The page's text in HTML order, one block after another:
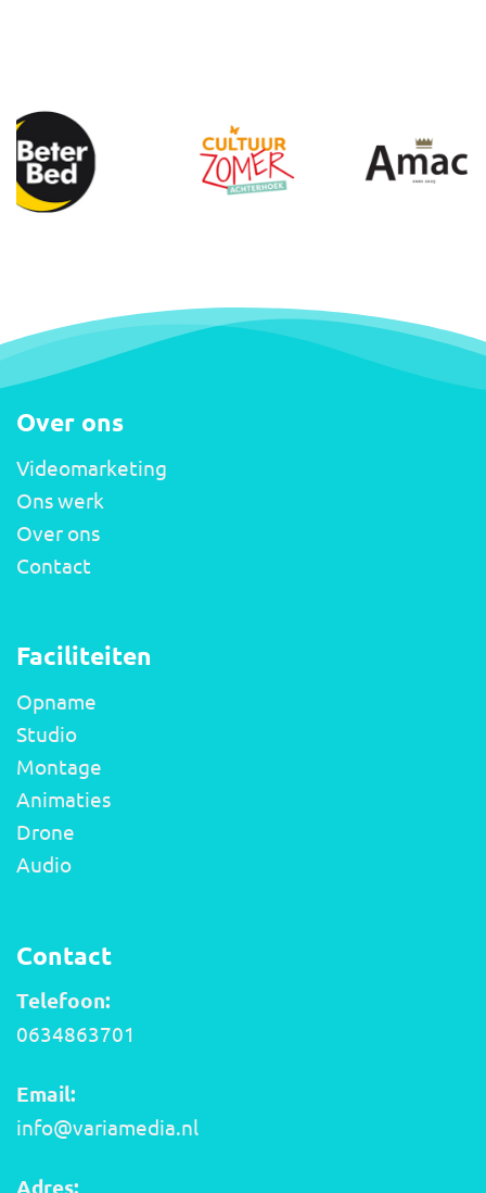
Over ons
Videomarketing
Ons werk
Over ons
Contact
Faciliteiten
Opname
Studio
Montage
Animaties
Drone
Audio
Contact
Telefoon:
0634863701
Email:
info@variamedia.nl
Adres: